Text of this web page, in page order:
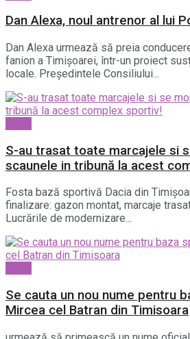
Dan Alexa, noul antrenor al lui
Dan Alexa urmează să preia
fanion a Timișoarei, într-un proiect
locale. Președintele Consiliului...
S-au trasat toate marcajele si
scaunele in tribună la acest
Fosta bază sportivă Dacia din
finalizare: gazon montat, marcaje
Lucrările de modernizare...
Se cauta un nou nume pentru
Mircea cel Batran din Timisoara